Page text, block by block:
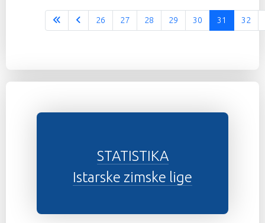
Stranica 31 od 37
26 27 28 29 30 31 32
STATISTIKA
Istarske zimske lige